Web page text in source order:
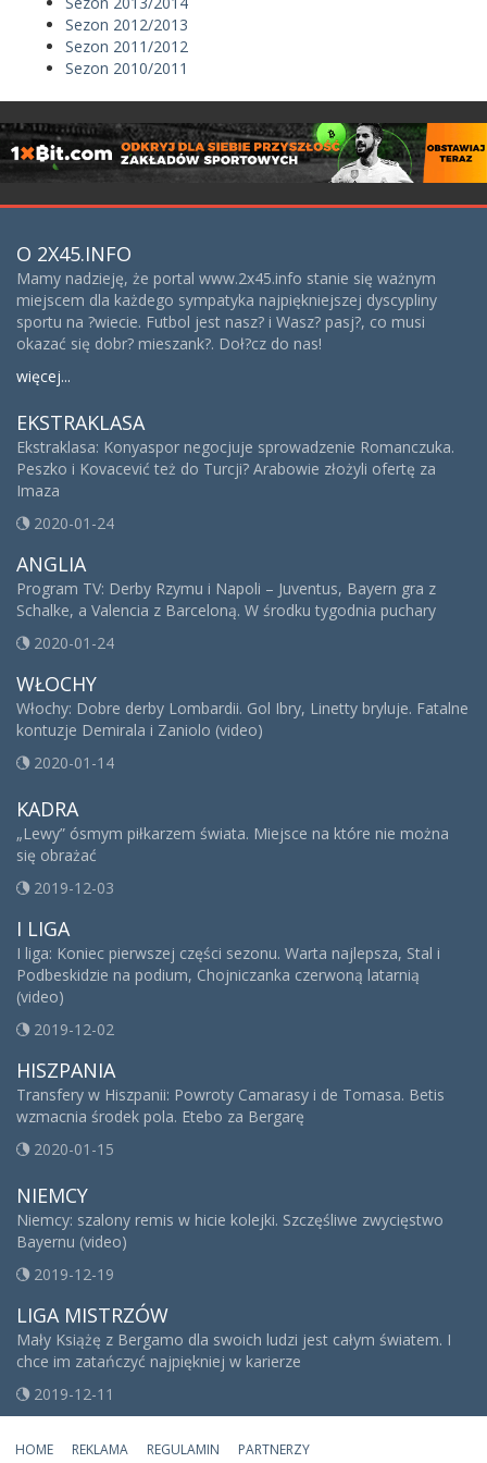
Sezon 2012/2013
Sezon 2011/2012
Sezon 2010/2011
O 2X45.INFO
Mamy nadzieję, że portal www.2x45.info stanie się ważnym
miejscem dla każdego sympatyka najpiękniejszej dyscypliny
sportu na ?wiecie. Futbol jest nasz? i Wasz? pasj?, co musi
okazać się dobr? mieszank?. Doł?cz do nas!
więcej...
EKSTRAKLASA
Ekstraklasa: Konyaspor negocjuje sprowadzenie Romanczuka.
Peszko i Kovacević też do Turcji? Arabowie złożyli ofertę za
Imaza
2020-01-24
ANGLIA
Program TV: Derby Rzymu i Napoli – Juventus, Bayern gra z
Schalke, a Valencia z Barceloną. W środku tygodnia puchary
2020-01-24
WŁOCHY
Włochy: Dobre derby Lombardii. Gol Ibry, Linetty bryluje. Fatalne
kontuzje Demirala i Zaniolo (video)
2020-01-14
KADRA
„Lewy” ósmym piłkarzem świata. Miejsce na które nie można
się obrażać
2019-12-03
I LIGA
I liga: Koniec pierwszej części sezonu. Warta najlepsza, Stal i
Podbeskidzie na podium, Chojniczanka czerwoną latarnią
(video)
2019-12-02
HISZPANIA
Transfery w Hiszpanii: Powroty Camarasy i de Tomasa. Betis
wzmacnia środek pola. Etebo za Bergarę
2020-01-15
NIEMCY
Niemcy: szalony remis w hicie kolejki. Szczęśliwe zwycięstwo
Bayernu (video)
2019-12-19
LIGA MISTRZÓW
Mały Książę z Bergamo dla swoich ludzi jest całym światem. I
chce im zatańczyć najpiękniej w karierze
2019-12-11
HOME REKLAMA REGULAMIN PARTNERZY